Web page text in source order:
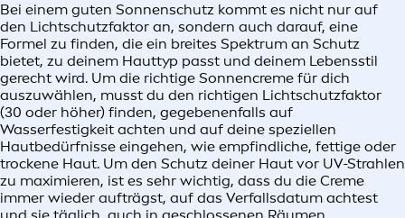
Bei einem guten Sonnenschutz kommt es nicht nur auf
den Lichtschutzfaktor an, sondern auch darauf, eine
Formel zu finden, die ein breites Spektrum an Schutz
bietet, zu deinem Hauttyp passt und deinem Lebensstil
gerecht wird. Um die richtige Sonnencreme für dich
auszuwählen, musst du den richtigen Lichtschutzfaktor
(30 oder höher) finden, gegebenenfalls auf
Wasserfestigkeit achten und auf deine speziellen
Hautbedürfnisse eingehen, wie empfindliche, fettige oder
trockene Haut. Um den Schutz deiner Haut vor UV-Strahlen
zu maximieren, ist es sehr wichtig, dass du die Creme
immer wieder aufträgst, auf das Verfallsdatum achtest